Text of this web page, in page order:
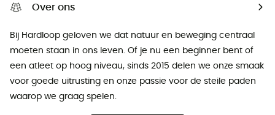
Over ons
Bij Hardloop geloven we dat natuur en beweging centraal
moeten staan ​​in ons leven. Of je nu een beginner bent of
een atleet op hoog niveau, sinds 2015 delen we onze smaak
voor goede uitrusting en onze passie voor de steile paden
waarop we graag spelen.